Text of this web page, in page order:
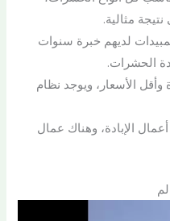
مثالية.
لديهم خبرة سنوات
الحشرات.
الأسعار، ويوجد نظام
الإبادة، وهناك عمال